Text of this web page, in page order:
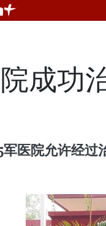
成功
军医院允许经